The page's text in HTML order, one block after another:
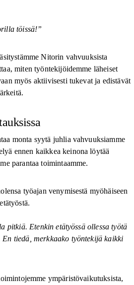
töissä!”
Nitorin vahvuuksista
miten työntekijöidemme läheiset
myös aktiivisesti tukevat ja edistävät
monta syytä juhlia vahvuuksiamme
ennen kaikkea keinona löytää
parantaa toimintaamme.
työajan venymisestä myöhäiseen
pitkiä. Etenkin etätyössä ollessa työtä
tiedä, merkkaako työntekijä kaikki
ympäristövaikutuksista,